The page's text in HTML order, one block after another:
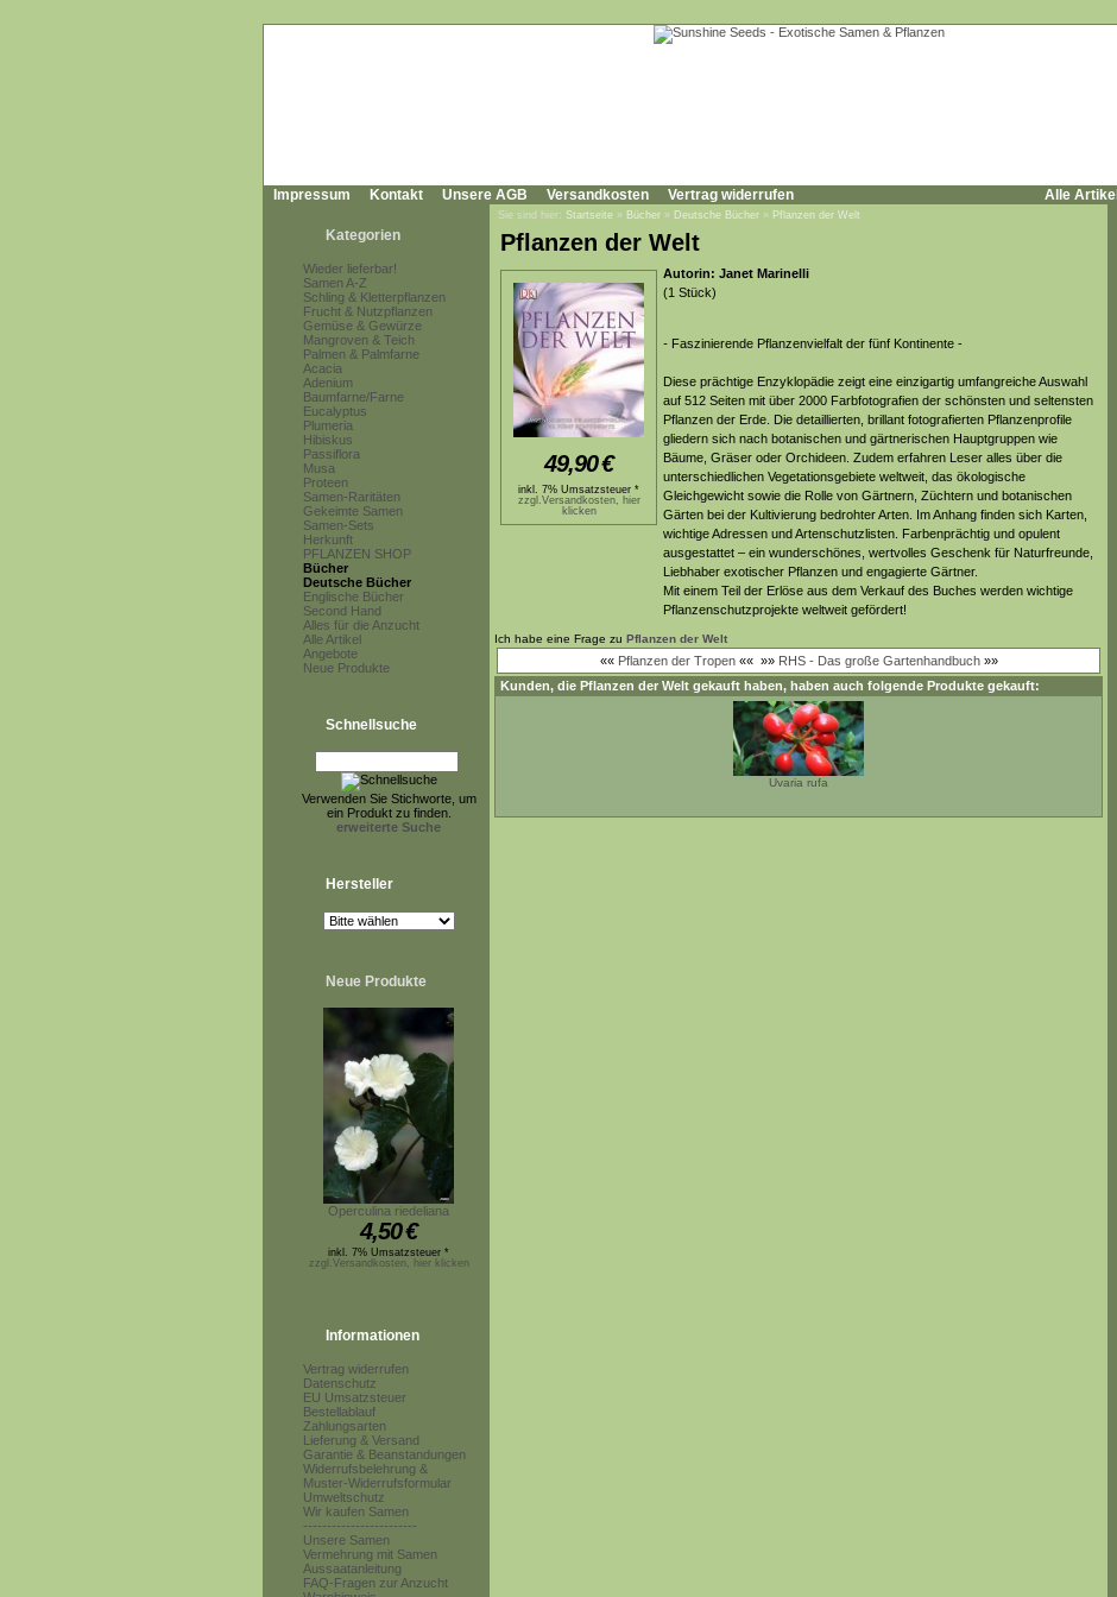
Impressum Kontakt Unsere AGB Versandkosten Vertrag widerrufen Alle Artikel
Kategorien
Wieder lieferbar!
Samen A-Z
Schling & Kletterpflanzen
Frucht & Nutzpflanzen
Gemüse & Gewürze
Mangroven & Teich
Palmen & Palmfarne
Acacia
Adenium
Baumfarne/Farne
Eucalyptus
Plumeria
Hibiskus
Passiflora
Musa
Proteen
Samen-Raritäten
Gekeimte Samen
Samen-Sets
Herkunft
PFLANZEN SHOP
Bücher
Deutsche Bücher
Englische Bücher
Second Hand
Alles für die Anzucht
Alle Artikel
Angebote
Neue Produkte
Schnellsuche
Verwenden Sie Stichworte, um
ein Produkt zu finden.
erweiterte Suche
Hersteller
Neue Produkte
Operculina riedeliana
4,50€
inkl. 7% Umsatzsteuer *
zzgl.Versandkosten, hier klicken
Informationen
Vertrag widerrufen
Datenschutz
EU Umsatzsteuer
Bestellablauf
Zahlungsarten
Lieferung & Versand
Garantie & Beanstandungen
Widerrufsbelehrung &
Muster-Widerrufsformular
Umweltschutz
Wir kaufen Samen
------------------------
Unsere Samen
Vermehrung mit Samen
Aussaatanleitung
FAQ-Fragen zur Anzucht
Sie sind hier: Startseite » Bücher » Deutsche Bücher » Pflanzen der Welt
Pflanzen der Welt
49,90€
inkl. 7% Umsatzsteuer *
zzgl.Versandkosten, hier
klicken
Autorin: Janet Marinelli
(1 Stück)
- Faszinierende Pflanzenvielfalt der fünf Kontinente -
Diese prächtige Enzyklopädie zeigt eine einzigartig umfangreiche Auswahl
auf 512 Seiten mit über 2000 Farbfotografien der schönsten und seltensten
Pflanzen der Erde. Die detaillierten, brillant fotografierten Pflanzenprofile
gliedern sich nach botanischen und gärtnerischen Hauptgruppen wie
Bäume, Gräser oder Orchideen. Zudem erfahren Leser alles über die
unterschiedlichen Vegetationsgebiete weltweit, das ökologische
Gleichgewicht sowie die Rolle von Gärtnern, Züchtern und botanischen
Gärten bei der Kultivierung bedrohter Arten. Im Anhang finden sich Karten,
wichtige Adressen und Artenschutzlisten. Farbenprächtig und opulent
ausgestattet – ein wunderschönes, wertvolles Geschenk für Naturfreunde,
Liebhaber exotischer Pflanzen und engagierte Gärtner.
Mit einem Teil der Erlöse aus dem Verkauf des Buches werden wichtige
Pflanzenschutzprojekte weltweit gefördert!
Ich habe eine Frage zu Pflanzen der Welt
«« Pflanzen der Tropen«« »» RHS - Das große Gartenhandbuch»»
Kunden, die Pflanzen der Welt gekauft haben, haben auch folgende Produkte gekauft:
Uvaria rufa